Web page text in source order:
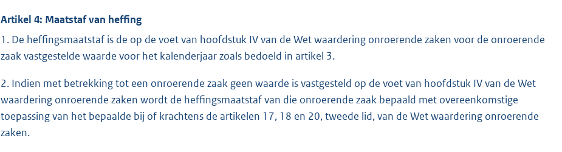
Artikel 4: Maatstaf van heffing
1. De heffingsmaatstaf is de op de voet van hoofdstuk IV van de Wet waardering onroerende zaken voor de onroerende
zaak vastgestelde waarde voor het kalenderjaar zoals bedoeld in artikel 3.
2. Indien met betrekking tot een onroerende zaak geen waarde is vastgesteld op de voet van hoofdstuk IV van de Wet
waardering onroerende zaken wordt de heffingsmaatstaf van die onroerende zaak bepaald met overeenkomstige
toepassing van het bepaalde bij of krachtens de artikelen 17, 18 en 20, tweede lid, van de Wet waardering onroerende
zaken.